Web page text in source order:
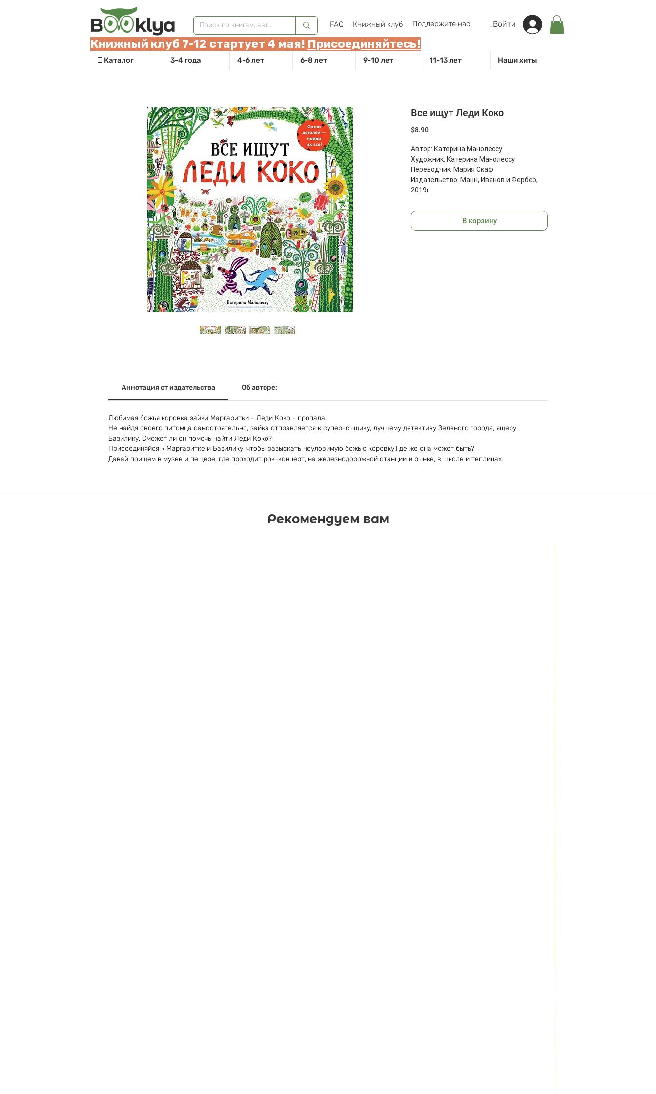
FAQ Книжный клуб Поддержите нас Войти
Ξ Каталог 3-4 года 4-6 лет 6-8 лет 9-10 лет 11-13 лет Наши хиты
Книжный клуб 7-12 стартует 4 мая! Присоединяйтесь!
Все ищут Леди Коко
$8.90Цена
Автор: Катерина Манолессу
Художник: Катерина Манолессу
Переводчик: Мария Скаф
Издательство: Манн, Иванов и Фербер,
2019г.
Размеры: 310x310x9 мм
В корзину
Аннотация от издательства Об авторе:
Любимая божья коровка зайки Маргаритки - Леди Коко - пропала.
Не найдя своего питомца самостоятельно, зайка отправляется к супер-сыщику, лучшему детективу Зеленого города, ящеру
Базилику. Сможет ли он помочь найти Леди Коко?
Присоединяйся к Маргаритке и Базилику, чтобы разыскать неуловимую божью коровку.Где же она может быть?
Давай поищем в музее и пещере, где проходит рок-концерт, на железнодорожной станции и рынке, в школе и теплицах.
Рекомендуем вам